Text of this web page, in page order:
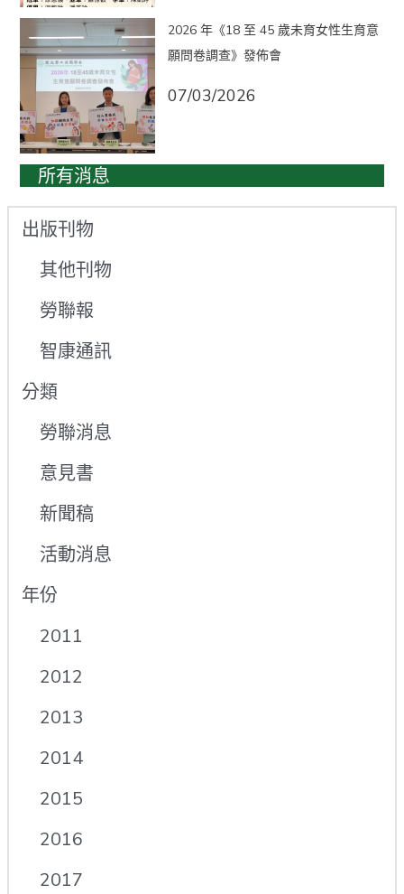
2026 年《18 至 45 歲未育女性生育意
願問卷調查》發佈會
07/03/2026
所有消息
出版刊物
其他刊物
勞聯報
智康通訊
分類
勞聯消息
意見書
新聞稿
活動消息
年份
2011
2012
2013
2014
2015
2016
2017